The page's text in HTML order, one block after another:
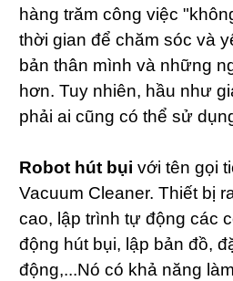
hàng trăm công việc
thời gian để chăm sóc và
bản thân mình và những
hơn. Tuy nhiên, hầu như
phải ai cũng có thể sử
Robot hút bụi với tên gọi
Vacuum Cleaner. Thiết bị
cao, lập trình tự động các
động hút bụi, lập bản đồ,
động,...Nó có khả năng